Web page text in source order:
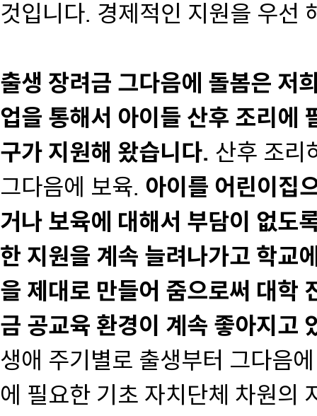
것입니다. 경제적인 지원을 우선
출생 장려금 그다음에 돌봄은 저
업을 통해서 아이들 산후 조리에
구가 지원해 왔습니다. 산후 조리
그다음에 보육. 아이를 어린이집
거나 보육에 대해서 부담이 없도
한 지원을 계속 늘려나가고 학교
을 제대로 만들어 줌으로써 대학
금 공교육 환경이 계속 좋아지고
생애 주기별로 출생부터 그다음
에 필요한 기초 자치단체 차원의